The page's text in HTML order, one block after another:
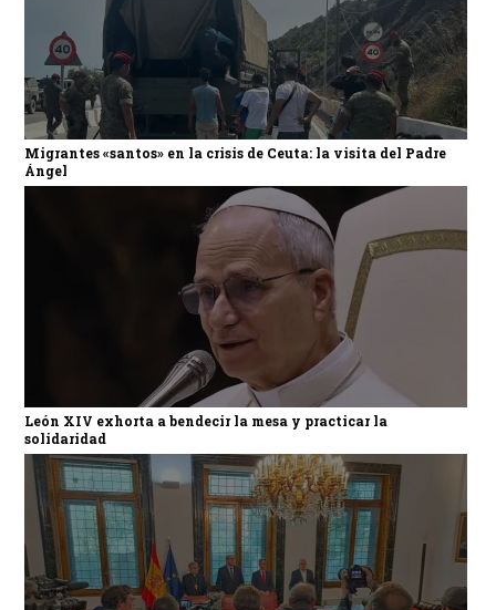
Migrantes «santos» en la crisis de Ceuta: la visita del Padre
Ángel
León XIV exhorta a bendecir la mesa y practicar la
solidaridad